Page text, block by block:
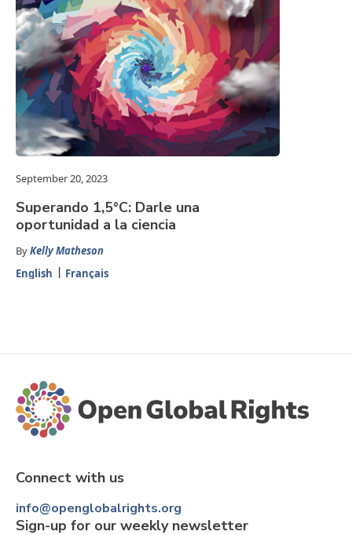
September 20, 2023
Superando 1,5°C: Darle una
oportunidad a la ciencia
ByKelly Matheson
English
Français
Connect with us
info@openglobalrights.org
Sign-up for our weekly newsletter